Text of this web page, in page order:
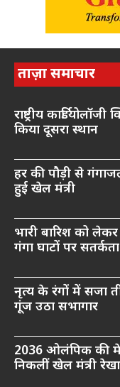
ताज़ा समाचार
राष्ट्रीय
किया दूसरा स्थान
हर की पौड़ी से
हुई खेल मंत्री
भारी बारिश को
गंगा घाटों पर
नृत्य के रंगों में सजा
गूंज उठा सभागार
2036 ओलंपिक की
निकलीं खेल मंत्री